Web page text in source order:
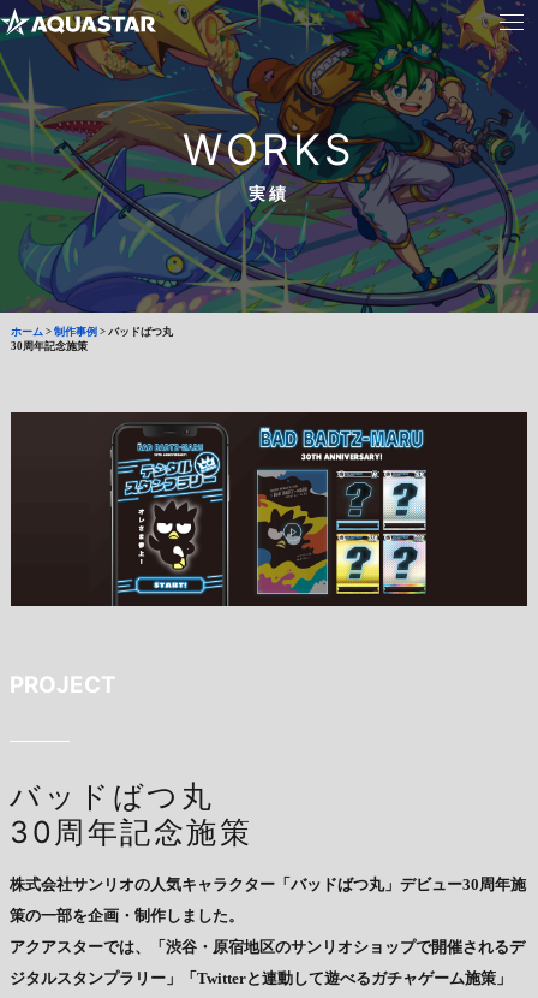
WORKS
実績
ホーム> 制作事例 > バッドばつ丸
30周年記念施策
PROJECT
バッドばつ丸
30周年記念施策
株式会社サンリオの⼈気キャラクター「バッドばつ丸」デビュー30周年施
策の⼀部を企画・制作しました。
アクアスターでは、「渋⾕・原宿地区のサンリオショップで開催されるデ
ジタルスタンプラリー」「Twitterと連動して遊べるガチャゲーム施策」